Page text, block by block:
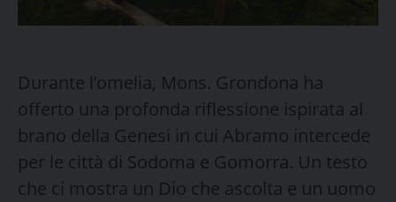
Durante l’omelia, Mons. Grondona ha
offerto una profonda riflessione ispirata al
brano della Genesi in cui Abramo intercede
per le città di Sodoma e Gomorra. Un testo
che ci mostra un Dio che ascolta e un uomo